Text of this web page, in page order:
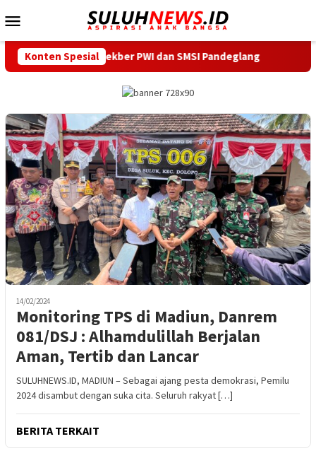
ke
Mobile
Konten Spesial
Sekber PWI dan SMSI Pandeglang Dilantik Serentak,
14/02/2024
Monitoring TPS di Madiun, Danrem
081/DSJ : Alhamdulillah Berjalan
Aman, Tertib dan Lancar
SULUHNEWS.ID, MADIUN – Sebagai ajang pesta demokrasi, Pemilu
2024 disambut dengan suka cita. Seluruh rakyat […]
BERITA TERKAIT